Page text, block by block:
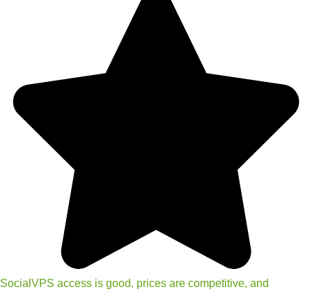
SocialVPS access is good, prices are competitive, and